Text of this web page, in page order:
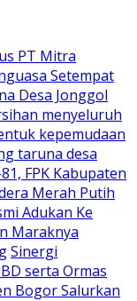
PT Mitra
Setempat
Desa Jonggol
menyeluruh
kepemudaan
taruna desa
FPK Kabupaten
Merah Putih
Adukan Ke
Maraknya
Sinergi
serta Ormas
Bogor Salurkan